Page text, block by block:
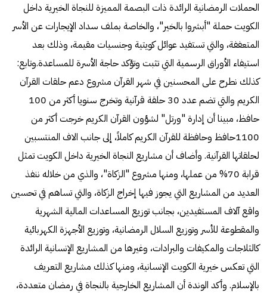
الحملات الرمضانية الرائدة ذات البصمة المميزة للنجاة الخيرية داخل
الكويت حملة "أبشروا بالخير"، والخاصة بملف سداد الإيجارات عن الأسر
المتعففة، والتي تستفيد عوائل كويتية وجنسيات مقيمة، وذلك بعد
استيفاء الأوراق الرسمية التي تثبت وتؤكد حاجة الأسرة للمساعدة.وتابع:
كذلك نطرح على المحسنين في شهر القرآن مشروع دعم حلقات القرآن
الكريم والتي تضم عدد 30 حلقة قرآنية وتخرج سنويا أكثر من 100
حافظ، مبينا أن إدارة "ورتل" لشؤون القرآن الكريم خرجت أكثر من
1100حافظ وحافظة للقرآن الكريم كاملاً، إلى جانب الاف المنتسبين
لحلقاتها القرآنية. وأضاف أن مشاريع النجاة الخيرية داخل الكويت تمثل
قرابة 70% من عملها، ومنها مشروع "الزكاة"، والذي من خلاله ننفذ
العديد من المشاريع التي يجوز فيها إخراج الزكاة، والتي تساهم في تحسين
واقع آلاف المستفيدين، بجانب توزيع المساعدات المالية الشهرية
والمقطوعة للأسر وتوزيع السلال الرمضانية، وتوزيع الأجهزة الكهربائية
كالثلاجات والمكيفات والبرادات، وغيرها من المشاريع الإنسانية الرائدة
التي تعكس خيرية الكويت الإنسانية، ومنها كذلك مشاريع التعريف
بالإسلام. وأكد الوندة أن المشاريع الخارجية بالنجاة في رمضان متعددة،